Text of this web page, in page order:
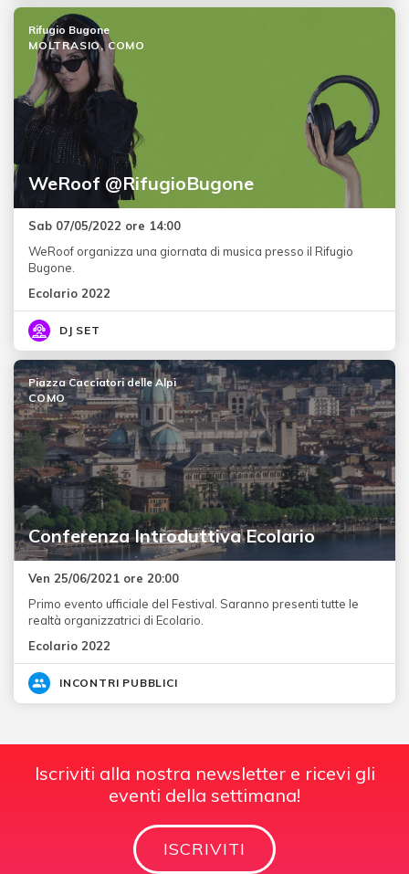
WeRoof @RifugioBugone
Rifugio Bugone
MOLTRASIO, COMO
Sab 07/05/2022 ore 14:00
WeRoof organizza una giornata di musica presso il Rifugio
Bugone.
Ecolario 2022
DJ SET
Conferenza Introduttiva Ecolario
Piazza Cacciatori delle Alpi
COMO
Ven 25/06/2021 ore 20:00
Primo evento ufficiale del Festival. Saranno presenti tutte le
realtà organizzatrici di Ecolario.
Ecolario 2022
INCONTRI PUBBLICI
Iscriviti alla nostra newsletter e ricevi gli
eventi della settimana!
ISCRIVITI